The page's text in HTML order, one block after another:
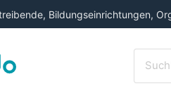
Bildungseinrichtungen,